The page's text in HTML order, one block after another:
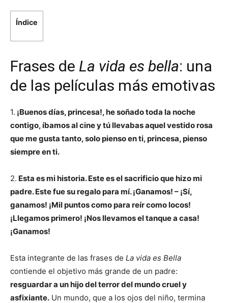
Índice
Frases de La vida es bella: una
de las películas más emotivas
1. ¡Buenos días, princesa!, he soñado toda la noche
contigo, íbamos al cine y tú llevabas aquel vestido rosa
que me gusta tanto, solo pienso en ti, princesa, pienso
siempre en ti.
2. Esta es mi historia. Este es el sacrificio que hizo mi
padre. Este fue su regalo para mí.¡Ganamos! – ¡Sí,
ganamos! ¡Mil puntos como para reír como locos!
¡Llegamos primero! ¡Nos llevamos el tanque a casa!
¡Ganamos!
Esta integrante de las frases de La vida es Bella
contiende el objetivo más grande de un padre:
resguardar a un hijo del terror del mundo cruel y
asfixiante. Un mundo, que a los ojos del niño, termina